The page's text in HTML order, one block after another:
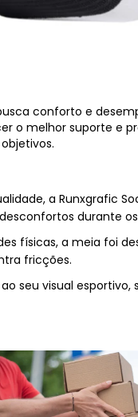
conforto e
o melhor suporte e
a Runxgrafic
durante
físicas, a meia foi
fricções.
seu visual esportivo,